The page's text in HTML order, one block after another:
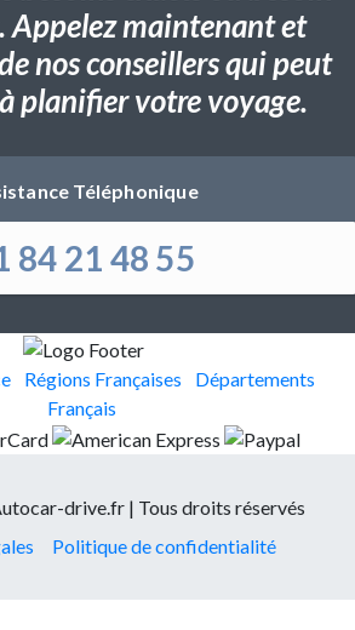
Appelez maintenant et
nos conseillers qui peut
planifier votre voyage.
Téléphonique
84 21 48 55
Régions Françaises
Départements
Français
drive.fr | Tous droits réservés
Politique de confidentialité